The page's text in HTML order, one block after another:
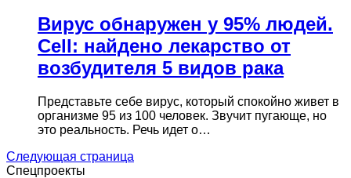
Вирус обнаружен у 95% людей.
Cell: найдено лекарство от
возбудителя 5 видов рака
Представьте себе вирус, который спокойно живет в
организме 95 из 100 человек. Звучит пугающе, но
это реальность. Речь идет о…
Следующая страница
Спецпроекты